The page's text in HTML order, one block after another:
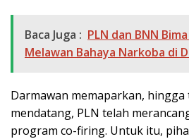
Baca Juga : PLN dan BNN
Melawan Bahaya Narkoba di
Darmawan memaparkan, hingga
mendatang, PLN telah
program co-firing. Untuk itu,